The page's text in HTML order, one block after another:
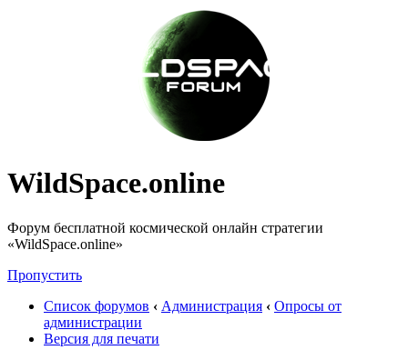
WildSpace.online
Форум бесплатной космической онлайн стратегии
«WildSpace.online»
Пропустить
Список форумов ‹ Администрация ‹ Опросы от
администрации
Версия для печати